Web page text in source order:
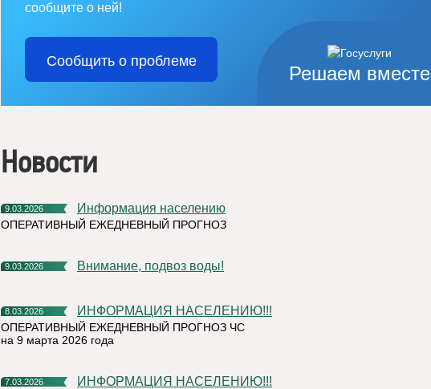
Решаем вместе
сообщите о ней!
Сообщить о проблеме
Новости
9.03.2026 Информация населению
ОПЕРАТИВНЫЙ ЕЖЕДНЕВНЫЙ ПРОГНОЗ
9.03.2026 Внимание, подвоз воды!
8.03.2026 ИНФОРМАЦИЯ НАСЕЛЕНИЮ!!!
ОПЕРАТИВНЫЙ ЕЖЕДНЕВНЫЙ ПРОГНОЗ ЧС
на 9 марта 2026 года
7.03.2026 ИНФОРМАЦИЯ НАСЕЛЕНИЮ!!!